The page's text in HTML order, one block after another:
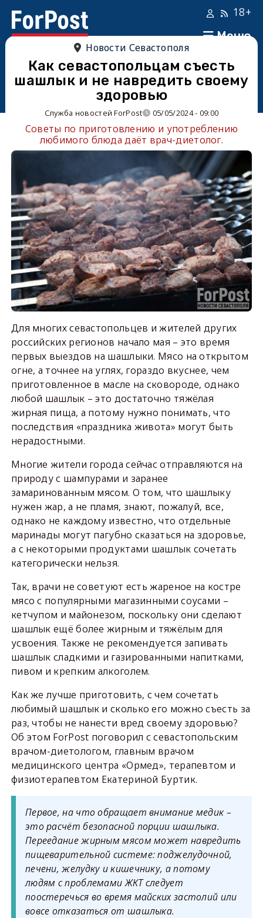
Меню
18+
Новости Севастополя
Как севастопольцам съесть
шашлык и не навредить своему
здоровью
Служба новостей ForPost 05/05/2024 - 09:00
Советы по приготовлению и употреблению
любимого блюда даёт врач-диетолог.
Для многих севастопольцев и жителей других
российских регионов начало мая – это время
первых выездов на шашлыки. Мясо на открытом
огне, а точнее на углях, гораздо вкуснее, чем
приготовленное в масле на сковороде, однако
любой шашлык – это достаточно тяжёлая
жирная пища, а потому нужно понимать, что
последствия «праздника живота» могут быть
нерадостными.
Многие жители города сейчас отправляются на
природу с шампурами и заранее
замаринованным мясом. О том, что шашлыку
нужен жар, а не пламя, знают, пожалуй, все,
однако не каждому известно, что отдельные
маринады могут пагубно сказаться на здоровье,
а с некоторыми продуктами шашлык сочетать
категорически нельзя.
Так, врачи не советуют есть жареное на костре
мясо с популярными магазинными соусами –
кетчупом и майонезом, поскольку они сделают
шашлык ещё более жирным и тяжёлым для
усвоения. Также не рекомендуется запивать
шашлык сладкими и газированными напитками,
пивом и крепким алкоголем.
Как же лучше приготовить, с чем сочетать
любимый шашлык и сколько его можно съесть за
раз, чтобы не нанести вред своему здоровью?
Об этом ForPost поговорил с севастопольским
врачом-диетологом, главным врачом
медицинского центра «Ормед», терапевтом и
физиотерапевтом Екатериной Буртик.
Первое, на что обращает внимание медик –
это расчёт безопасной порции шашлыка.
Переедание жирным мясом может навредить
пищеварительной системе: поджелудочной,
печени, желудку и кишечнику, а потому
людям с проблемами ЖКТ следует
поостеречься во время майских застолий или
вовсе отказаться от шашлыка.